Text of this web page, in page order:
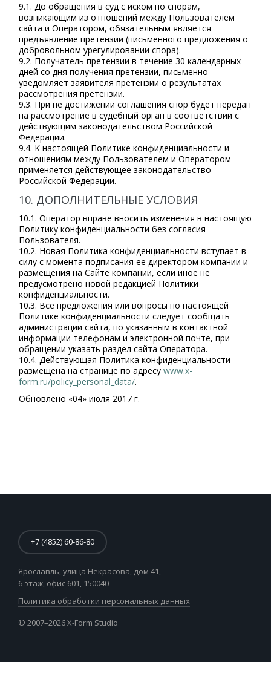
9.1. До обращения в суд с иском по спорам,
возникающим из отношений между Пользователем
сайта и Оператором, обязательным является
предъявление претензии (письменного предложения о
добровольном урегулировании спора).
9.2. Получатель претензии в течение 30 календарных
дней со дня получения претензии, письменно
уведомляет заявителя претензии о результатах
рассмотрения претензии.
9.3. При не достижении соглашения спор будет передан
на рассмотрение в судебный орган в соответствии с
действующим законодательством Российской
Федерации.
9.4. К настоящей Политике конфиденциальности и
отношениям между Пользователем и Оператором
применяется действующее законодательство
Российской Федерации.
10. ДОПОЛНИТЕЛЬНЫЕ УСЛОВИЯ
10.1. Оператор вправе вносить изменения в настоящую
Политику конфиденциальности без согласия
Пользователя.
10.2. Новая Политика конфиденциальности вступает в
силу с момента подписания ее директором компании и
размещения на Сайте компании, если иное не
предусмотрено новой редакцией Политики
конфиденциальности.
10.3. Все предложения или вопросы по настоящей
Политике конфиденциальности следует сообщать
администрации сайта, по указанным в контактной
информации телефонам и электронной почте, при
обращении указать раздел сайта Оператора.
10.4. Действующая Политика конфиденциальности
размещена на странице по адресуwww.x-
form.ru/policy_personal_data/.
Обновлено «04» июля 2017 г.
+7 (4852) 60-86-80
Ярославль, улица Некрасова, дом 41,
6 этаж, офис 601, 150040
Политика обработки персональных данных
© 2007–2026 X-Form Studio